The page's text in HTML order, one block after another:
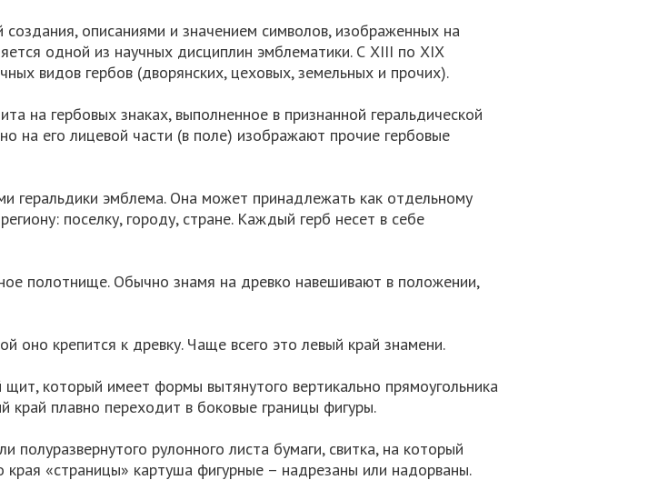
создания, описаниями и значением символов, изображенных на
одной из научных дисциплин эмблематики. С XIII по XIX
видов гербов (дворянских, цеховых, земельных и прочих).
на гербовых знаках, выполненное в признанной геральдической
на его лицевой части (в поле) изображают прочие гербовые
геральдики эмблема. Она может принадлежать как отдельному
поселку, городу, стране. Каждый герб несет в себе
полотнище. Обычно знамя на древко навешивают в положении,
оно крепится к древку. Чаще всего это левый край знамени.
щит, который имеет формы вытянутого вертикально прямоугольника
край плавно переходит в боковые границы фигуры.
полуразвернутого рулонного листа бумаги, свитка, на который
края «страницы» картуша фигурные – надрезаны или надорваны.